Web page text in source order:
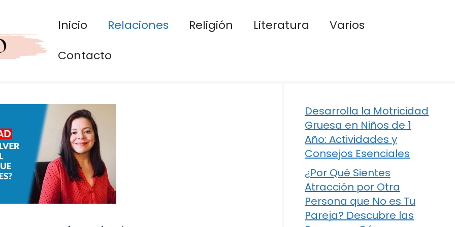
Inicio Relaciones Religión Literatura
Varios
Contacto
Desarrolla la Motricidad
Gruesa en Niños de 1
Año: Actividades y
Consejos Esenciales
¿Por Qué Sientes
Atracción por Otra
Persona que No es Tu
Pareja? Descubre las